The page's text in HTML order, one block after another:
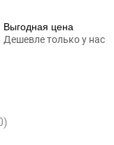
Выгодная цена
Дешевле только у нас